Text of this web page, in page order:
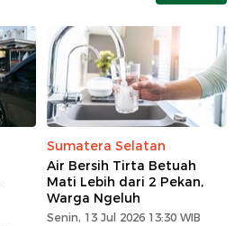
Sumatera Selatan
Air Bersih Tirta Betuah
Mati Lebih dari 2 Pekan,
Warga Ngeluh
Senin, 13 Jul 2026 13:30 WIB